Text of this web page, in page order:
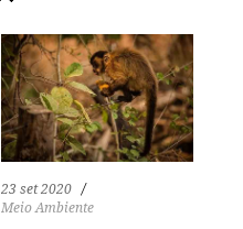
23 set 2020
Meio Ambiente